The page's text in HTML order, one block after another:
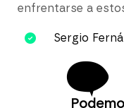
enfrentarse a
Sergio